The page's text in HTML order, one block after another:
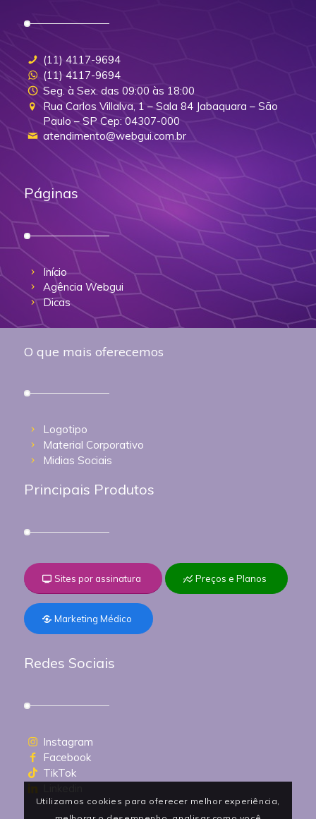
(11) 4117-9694
(11) 4117-9694
Seg. à Sex. das 09:00 às 18:00
Rua Carlos Villalva, 1 – Sala 84 Jabaquara – São
Paulo – SP Cep: 04307-000
atendimento@webgui.com.br
Páginas
Início
Agência Webgui
Dicas
O que mais oferecemos
Logotipo
Material Corporativo
Midias Sociais
Principais Produtos
Sites por assinatura Preços e Planos
Marketing Médico
Redes Sociais
Instagram
Facebook
TikTok
Utilizamos cookies para oferecer melhor experiência,